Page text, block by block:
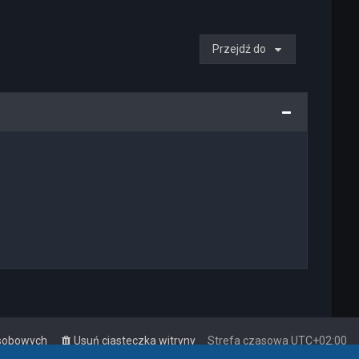
Przejdź do
Strefa czasowa UTC+02:00
Usuń ciasteczka witryny